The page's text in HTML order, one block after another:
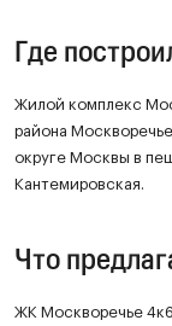
Где
Жилой комплекс
района
округе Москвы в
Кантемировская.
Что
ЖК Москворечье